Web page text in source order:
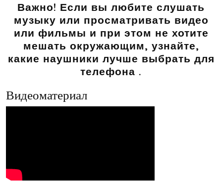
Важно! Если вы любите слушать
музыку или просматривать видео
или фильмы и при этом не хотите
мешать окружающим, узнайте,
какие наушники лучше выбрать для
телефона .
Видеоматериал